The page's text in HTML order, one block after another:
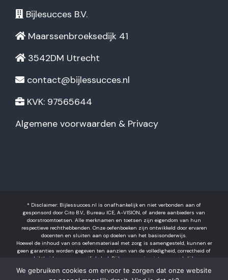
Bijlesucces B.V.
Maarssenbroeksedijk 41
3542DM Utrecht
contact@bijlessucces.nl
KVK: 97565644
Algemene voorwaarden & Privacy
* Disclaimer: Bijlessucces.nl is onafhankelijk en niet verbonden aan of
gesponsord door Cito B.V., Bureau ICE, A-VISION, of andere aanbieders van
doorstroomtoetsen. Alle merknamen en toetsen zijn eigendom van hun
respectieve rechthebbenden. Onze oefenboeken zijn ontwikkeld door ervaren
docenten en sluiten aan op doelen van het basisonderwijs.
Hoewel de inhoud van ons oefenmateriaal met zorg is samengesteld, kunnen er
geen garanties worden gegeven ten aanzien van de volledigheid, correctheid of
geschiktheid voor een specifiek doel. Bijlessucces is niet aansprakelijk voor
gebruik ervan. Resultaten kunnen per leerling verschillen. Het gebruik van dit
We gebruiken cookies om ervoor te zorgen dat onze website